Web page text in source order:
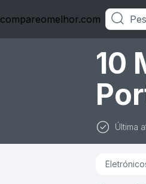
compareomelhor.com
10
Última